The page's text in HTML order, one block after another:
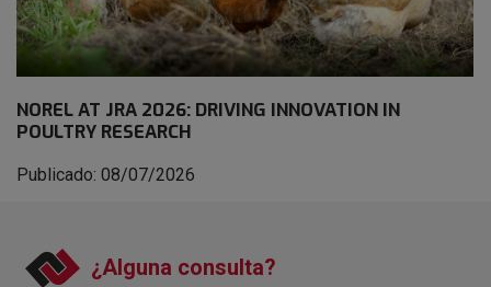
NOREL AT JRA 2026: DRIVING INNOVATION IN
POULTRY RESEARCH
Publicado: 08/07/2026
¿Alguna consulta?